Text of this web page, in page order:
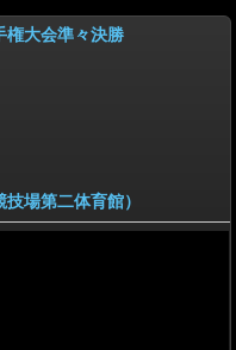
権大会準々決勝
場第二体育館）